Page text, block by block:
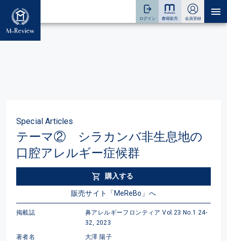
Special Articles
テーマ② シラカンバ非生息地の
口腔アレルギー症候群
購入する
販売サイト「MeReBo」へ
掲載誌
鼻アレルギーフロンティア Vol.23 No.1 24-
32, 2023
著者名
大澤 陽子